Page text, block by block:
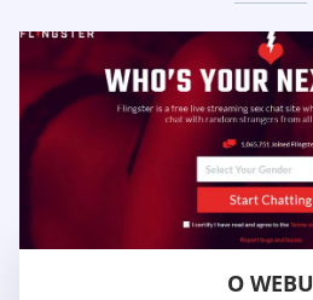
O WEBU